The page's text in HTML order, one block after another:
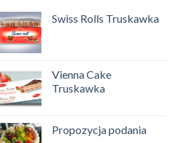
Swiss Rolls Truskawka
Vienna Cake
Truskawka
Propozycja podania